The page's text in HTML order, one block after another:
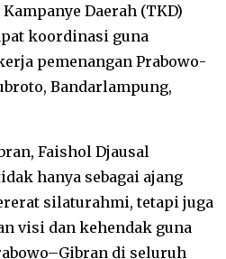
Daerah (TKD)
koordinasi guna
pemenangan Prabowo-
Bandarlampung,
Faishol Djausal
hanya sebagai ajang
silaturahmi, tetapi juga
visi dan kehendak guna
di seluruh